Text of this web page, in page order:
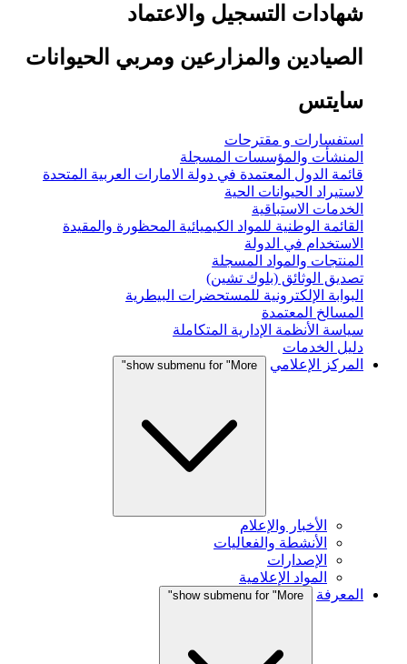
شهادات التسجيل والاعتماد
الصيادين والمزارعين ومربي الحيوانات
سايتس
استفسارات و مقترحات
المنشأت والمؤسسات المسجلة
قائمة الدول المعتمدة في دولة الامارات العربية المتحدة
لاستيراد الحيوانات الحية
الخدمات الاستباقية
القائمة الوطنية للمواد الكيميائية المحظورة والمقيدة
الاستخدام في الدولة
المنتجات والمواد المسجلة
تصديق الوثائق (بلوك تشين)
البوابة الإلكترونية للمستحضرات البيطرية
المسالخ المعتمدة
سياسة الأنظمة الإدارية المتكاملة
دليل الخدمات
المركز الإعلامي
show submenu for "More"
الأخبار والإعلام
الأنشطة والفعاليات
الإصدارات
المواد الإعلامية
المعرفة
show submenu for "More"